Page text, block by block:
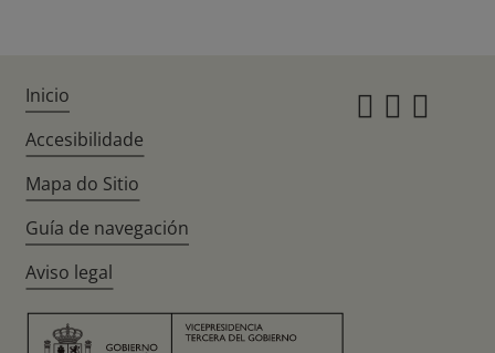
Inicio
Accesibilidade
Mapa do Sitio
Guía de navegación
Aviso legal